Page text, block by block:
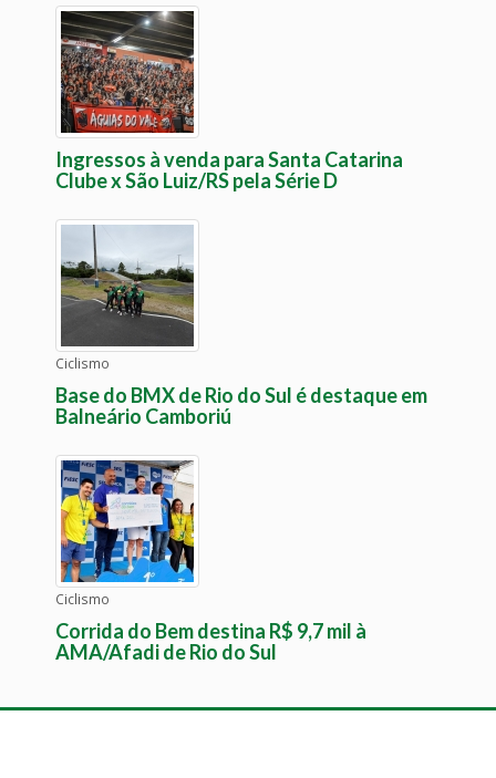
Ingressos à venda para Santa Catarina
Clube x São Luiz/RS pela Série D
Ciclismo
Base do BMX de Rio do Sul é destaque em
Balneário Camboriú
Ciclismo
Corrida do Bem destina R$ 9,7 mil à
AMA/Afadi de Rio do Sul